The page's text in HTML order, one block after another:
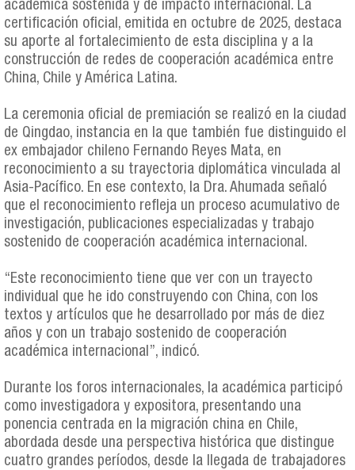
académica sostenida y de impacto internacional. La
certificación oficial, emitida en octubre de 2025, destaca
su aporte al fortalecimiento de esta disciplina y a la
construcción de redes de cooperación académica entre
China, Chile y América Latina.
La ceremonia oficial de premiación se realizó en la ciudad
de Qingdao, instancia en la que también fue distinguido el
ex embajador chileno Fernando Reyes Mata, en
reconocimiento a su trayectoria diplomática vinculada al
Asia-Pacífico. En ese contexto, la Dra. Ahumada señaló
que el reconocimiento refleja un proceso acumulativo de
investigación, publicaciones especializadas y trabajo
sostenido de cooperación académica internacional.
“Este reconocimiento tiene que ver con un trayecto
individual que he ido construyendo con China, con los
textos y artículos que he desarrollado por más de diez
años y con un trabajo sostenido de cooperación
académica internacional”, indicó.
Durante los foros internacionales, la académica participó
como investigadora y expositora, presentando una
ponencia centrada en la migración china en Chile,
abordada desde una perspectiva histórica que distingue
cuatro grandes períodos, desde la llegada de trabajadores